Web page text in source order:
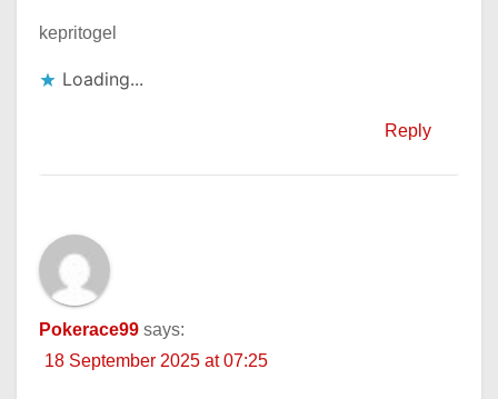
kepritogel
Loading...
Reply
Pokerace99 says:
18 September 2025 at 07:25